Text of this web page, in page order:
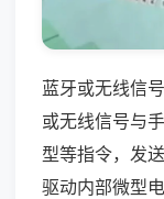
蓝牙或无线信
或无线信号与
型等指令，发
驱动内部微型